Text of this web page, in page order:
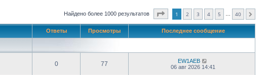
Найдено более 1000 результатов Страница из40
1 2 3 4 5 40
Ответы Просмотры Последнее сообщение
0 77
EW1AEB
06 авг 2026 14:41